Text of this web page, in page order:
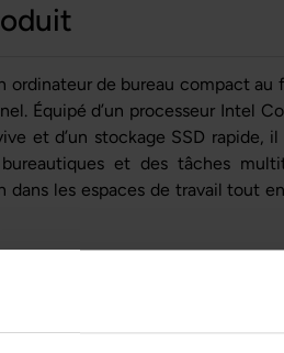
ordinateur de bureau compact au
Équipé d’un processeur Intel
et d’un stockage SSD rapide,
et des tâches
les espaces de travail tout